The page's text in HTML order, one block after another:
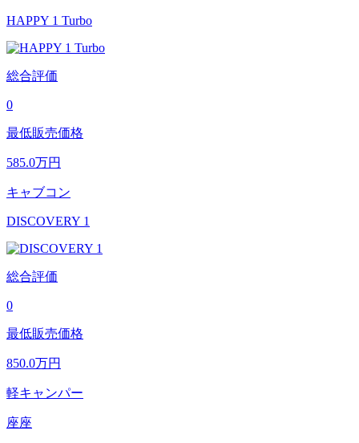
HAPPY 1 Turbo
総合評価
0
最低販売価格
585.0万円
キャブコン
DISCOVERY 1
総合評価
0
最低販売価格
850.0万円
軽キャンパー
座座